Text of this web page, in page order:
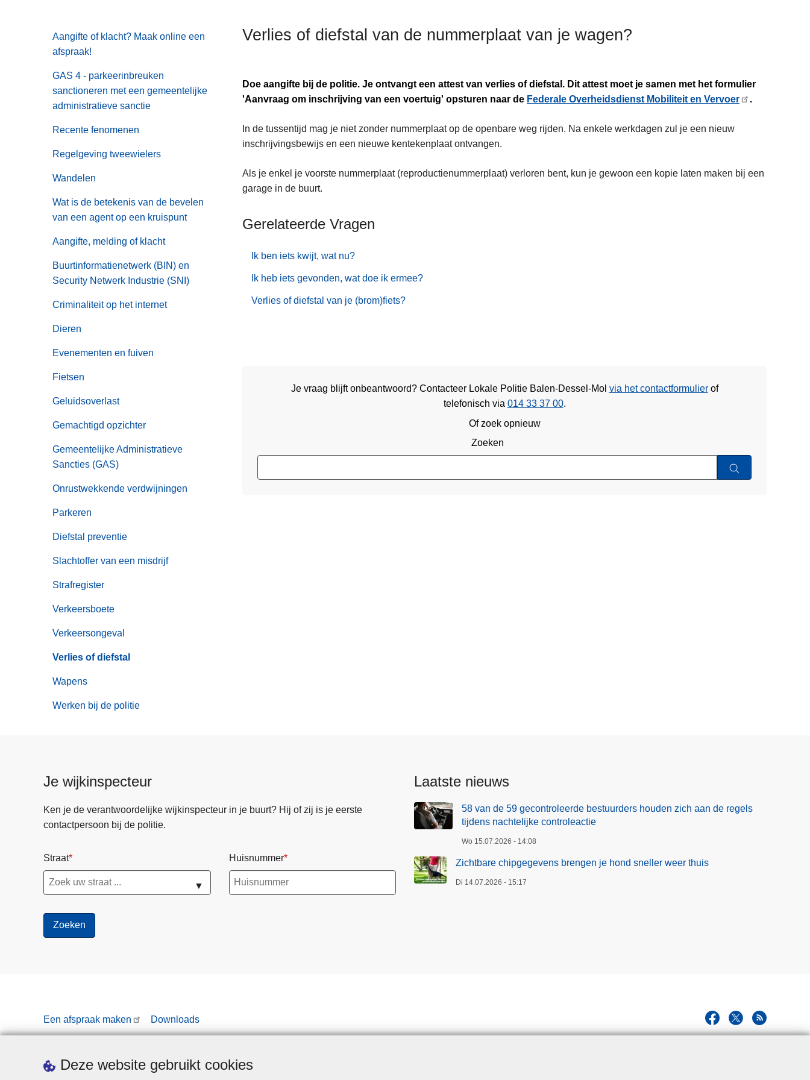
Deze website gebruikt cookies
Aangifte of klacht? Maak online een
afspraak!
GAS 4 - parkeerinbreuken
sanctioneren met een gemeentelijke
administratieve sanctie
Recente fenomenen
Regelgeving tweewielers
Wandelen
Wat is de betekenis van de bevelen
van een agent op een kruispunt
Aangifte, melding of klacht
Buurtinformatienetwerk (BIN) en
Security Netwerk Industrie (SNI)
Criminaliteit op het internet
Dieren
Evenementen en fuiven
Fietsen
Geluidsoverlast
Gemachtigd opzichter
Gemeentelijke Administratieve
Sancties (GAS)
Onrustwekkende verdwijningen
Parkeren
Diefstal preventie
Slachtoffer van een misdrijf
Strafregister
Verkeersboete
Verkeersongeval
Verlies of diefstal
Wapens
Werken bij de politie
Verlies of diefstal van de nummerplaat van je wagen?
Doe aangifte bij de politie. Je ontvangt een attest van verlies of diefstal. Dit attest moet je samen met het formulier
'Aanvraag om inschrijving van een voertuig' opsturen naar de Federale Overheidsdienst Mobiliteit en Vervoer .
In de tussentijd mag je niet zonder nummerplaat op de openbare weg rijden. Na enkele werkdagen zul je een nieuw
inschrijvingsbewijs en een nieuwe kentekenplaat ontvangen.
Als je enkel je voorste nummerplaat (reproductienummerplaat) verloren bent, kun je gewoon een kopie laten maken bij een
garage in de buurt.
Gerelateerde Vragen
Ik ben iets kwijt, wat nu?
Ik heb iets gevonden, wat doe ik ermee?
Verlies of diefstal van je (brom)fiets?
Je vraag blijft onbeantwoord? Contacteer Lokale Politie Balen-Dessel-Mol via het contactformulierof
telefonisch via 014 33 37 00.
Of zoek opnieuw
Zoeken
Je wijkinspecteur
Ken je de verantwoordelijke wijkinspecteur in je buurt? Hij of zij is je eerste
contactpersoon bij de politie.
Straat
▼
Huisnummer
Laatste nieuws
58 van de 59 gecontroleerde bestuurders houden zich aan de regels
tijdens nachtelijke controleactie
Wo 15.07.2026 - 14:08
Zichtbare chipgegevens brengen je hond sneller weer thuis
Di 14.07.2026 - 15:17
Een afspraak maken Downloads